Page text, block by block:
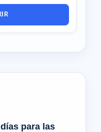
para las